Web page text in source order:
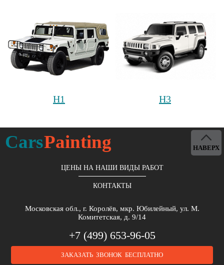
H1 H3
CarsPainting
ЦЕНЫ НА НАШИ ВИДЫ РАБОТ
КОНТАКТЫ
Московская обл., г. Королёв, мкр. Юбилейный, ул. М.
Комитетская, д. 9/14
+7 (499) 653-96-05
ЗАКАЗАТЬ ЗВОНОК БЕСПЛАТНО
НАВЕРХ